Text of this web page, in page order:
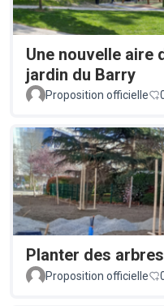
Une nouvelle aire
jardin du Barry
Proposition officielle
Planter des
Proposition officielle